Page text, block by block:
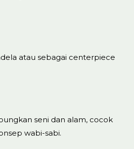
atau sebagai centerpiece
seni dan alam, cocok
wabi-sabi.